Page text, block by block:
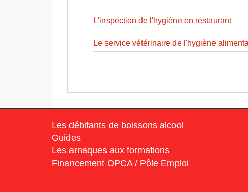
L'inspection de l'hygiène en restaurant
Le service vétérinaire de l'hygiène
Les débitants de boissons alcool
Guides
Les arnaques aux formations
Financement OPCA / Pôle Emploi